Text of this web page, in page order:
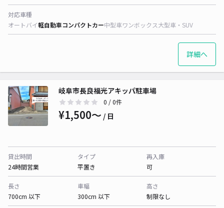
対応車種
オートバイ軽自動車コンパクトカー中型車ワンボックス大型車・SUV
詳細へ
岐阜市長良福光アキッパ駐車場
0 / 0件
¥1,500〜 / 日
貸出時間
24時間営業
タイプ
平置き
再入庫
可
長さ
700cm 以下
車幅
300cm 以下
高さ
制限なし